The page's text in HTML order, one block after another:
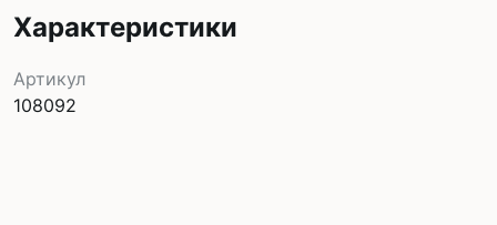
Характеристики
Артикул
108092